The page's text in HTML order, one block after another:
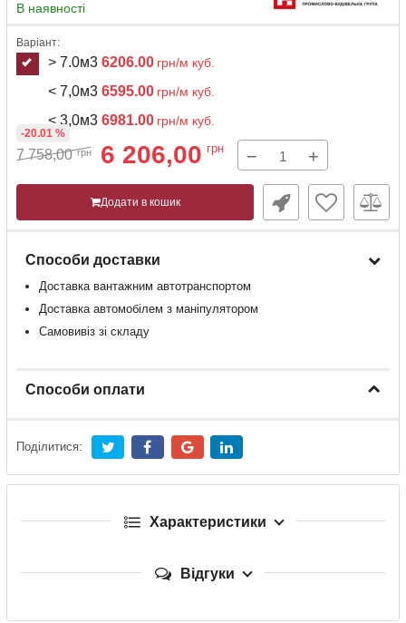
В наявності
Варіант:
> 7.0м3 6206.00 грн/м куб.
< 7,0м3 6595.00 грн/м куб.
< 3,0м3 6981.00 грн/м куб.
7 758,00 грн 6 206,00 грн
-20.01 %
− +
Додати в кошик
Способи доставки
Доставка вантажним автотранспортом
Доставка автомобілем з маніпулятором
Самовивіз зі складу
Способи оплати
Поділитися:
Характеристики
Відгуки